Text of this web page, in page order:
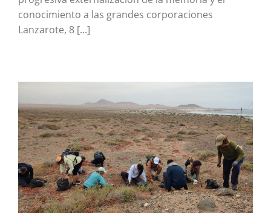
conocimiento a las grandes corporaciones
Lanzarote, 8 [...]